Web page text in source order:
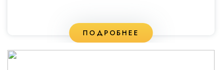
ПОДРОБНЕЕ